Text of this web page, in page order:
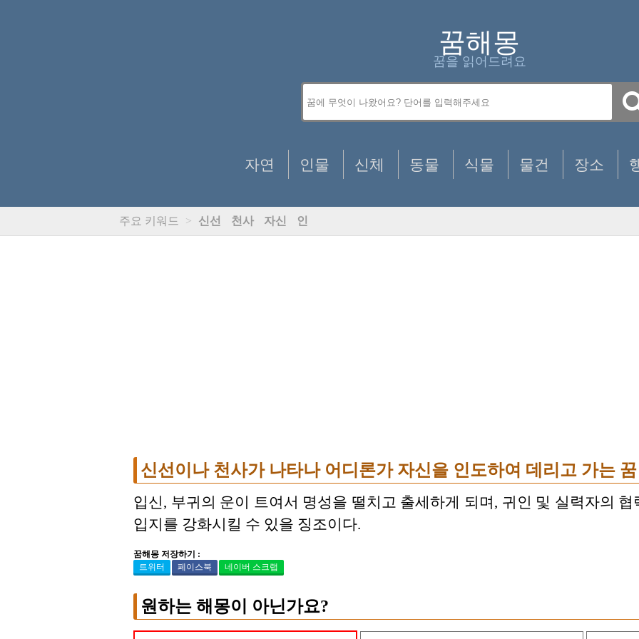
꿈해몽
꿈을 읽어드려요
자연 인물 신체 동물 식물 물건 장소
주요 키워드 > 신선 천사 자신 인
신선이나 천사가 나타나 어디론가 자신을 인도하여 데리고 가는 꿈
입신, 부귀의 운이 트여서 명성을 떨치고 출세하게 되며, 귀인 및 실력자의
입지를 강화시킬 수 있을 징조이다.
꿈해몽 저장하기 :
트위터
페이스북 네이버 스크랩
원하는 해몽이 아닌가요?